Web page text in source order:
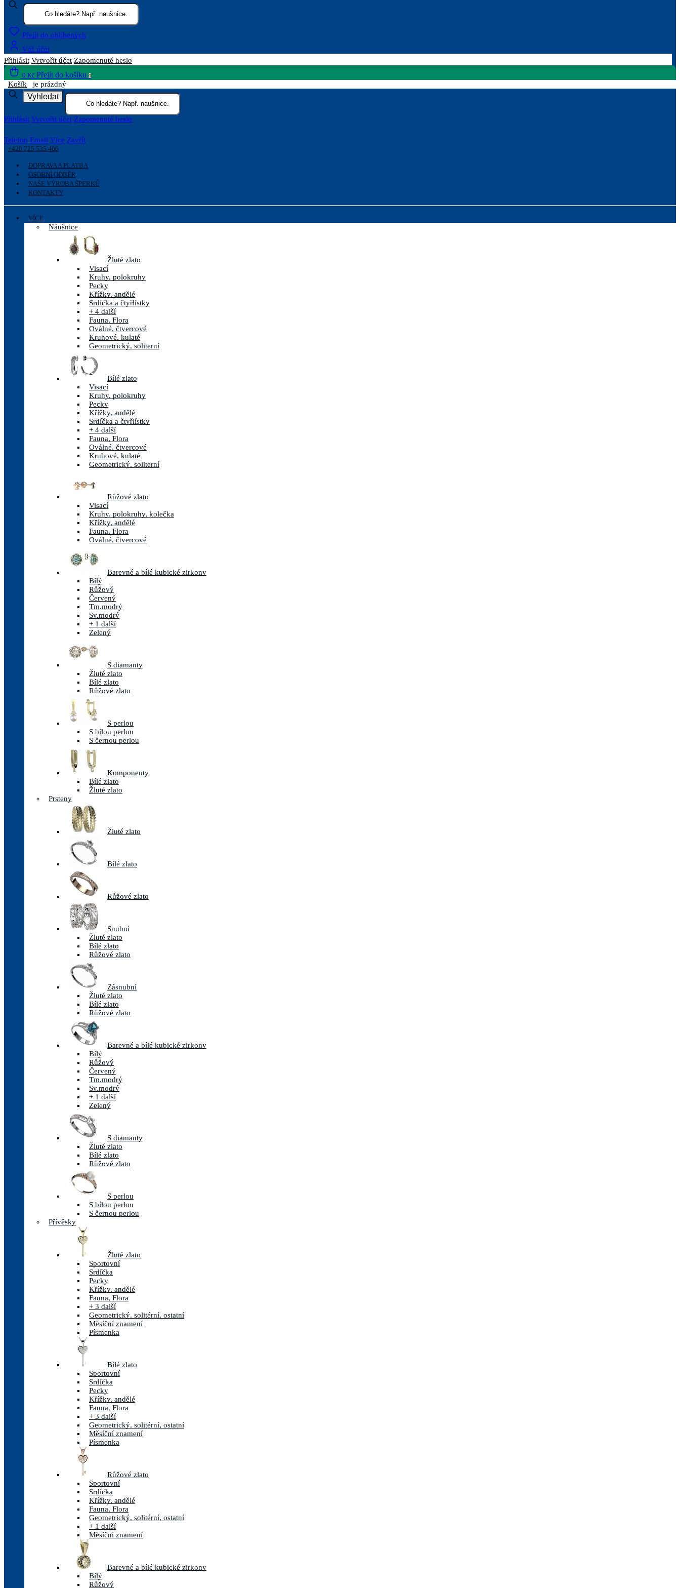
Přejít do oblíbených
Váš účet
Přihlásit Vytvořit účet Zapomenuté heslo
0 Kč Přejít do košíku 0
Košík je prázdný
Vyhledat
Přihlásit Vytvořit účet Zapomenuté heslo
Telefon Email Více Zavřít
+420 725 535 406
DOPRAVA A PLATBA
OSOBNÍ ODBĚR
NAŠE VÝROBA ŠPERKŮ
KONTAKTY
VÍCE
Náušnice
Žluté zlato
Visací
Kruhy, polokruhy
Pecky
Křížky, andělé
Srdíčka a čtyřlístky
+ 4 další
Fauna, Flora
Oválné, čtvercové
Kruhové, kulaté
Geometrický, soliterní
Bílé zlato
Visací
Kruhy, polokruhy
Pecky
Křížky, andělé
Srdíčka a čtyřlístky
+ 4 další
Fauna, Flora
Oválné, čtvercové
Kruhové, kulaté
Geometrický, soliterní
Růžové zlato
Visací
Kruhy, polokruhy, kolečka
Křížky, andělé
Fauna, Flora
Oválné, čtvercové
Barevné a bílé kubické zirkony
Bílý
Růžový
Červený
Tm.modrý
Sv.modrý
+ 1 další
Zelený
S diamanty
Žluté zlato
Bílé zlato
Růžové zlato
S perlou
S bílou perlou
S černou perlou
Komponenty
Bílé zlato
Žluté zlato
Prsteny
Žluté zlato
Bílé zlato
Růžové zlato
Snubní
Žluté zlato
Bílé zlato
Růžové zlato
Zásnubní
Žluté zlato
Bílé zlato
Růžové zlato
Barevné a bílé kubické zirkony
Bílý
Růžový
Červený
Tm.modrý
Sv.modrý
+ 1 další
Zelený
S diamanty
Žluté zlato
Bílé zlato
Růžové zlato
S perlou
S bílou perlou
S černou perlou
Přívěsky
Žluté zlato
Sportovní
Srdíčka
Pecky
Křížky, andělé
Fauna, Flora
+ 3 další
Geometrický, solitérní, ostatní
Měsíční znamení
Písmenka
Bílé zlato
Sportovní
Srdíčka
Pecky
Křížky, andělé
Fauna, Flora
+ 3 další
Geometrický, solitérní, ostatní
Měsíční znamení
Písmenka
Růžové zlato
Sportovní
Srdíčka
Křížky, andělé
Fauna, Flora
Geometrický, solitérní, ostatní
+ 1 další
Měsíční znamení
Barevné a bílé kubické zirkony
Bílý
Růžový